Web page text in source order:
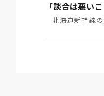
「談合は悪い